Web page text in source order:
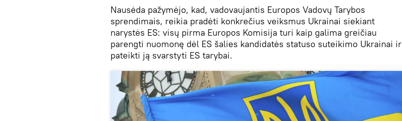
Nausėda pažymėjo, kad, vadovaujantis Europos Vadovų Tarybos
sprendimais, reikia pradėti konkrečius veiksmus Ukrainai siekiant
narystės ES: visų pirma Europos Komisija turi kaip galima greičiau
parengti nuomonę dėl ES šalies kandidatės statuso suteikimo Ukrainai ir
pateikti ją svarstyti ES tarybai.